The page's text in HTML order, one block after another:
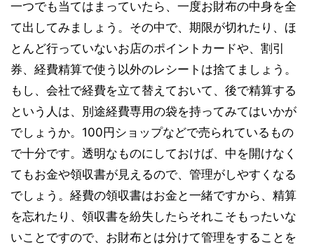
一つでも当てはまっていたら、一度お財布の中身を全
て出してみましょう。その中で、期限が切れたり、ほ
とんど行っていないお店のポイントカードや、割引
券、経費精算で使う以外のレシートは捨てましょう。
もし、会社で経費を立て替えておいて、後で精算する
という人は、別途経費専用の袋を持ってみてはいかが
でしょうか。100円ショップなどで売られているもの
で十分です。透明なものにしておけば、中を開けなく
てもお金や領収書が見えるので、管理がしやすくなる
でしょう。経費の領収書はお金と一緒ですから、精算
を忘れたり、領収書を紛失したらそれこそもったいな
いことですので、お財布とは分けて管理をすることを